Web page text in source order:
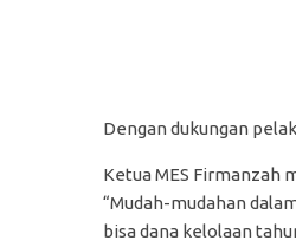
Dengan dukungan
Ketua MES Firmanzah
“Mudah-mudahan
bisa dana kelolaan